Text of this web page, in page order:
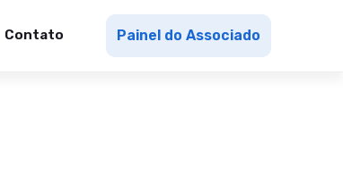
Painel do Associado
Contato